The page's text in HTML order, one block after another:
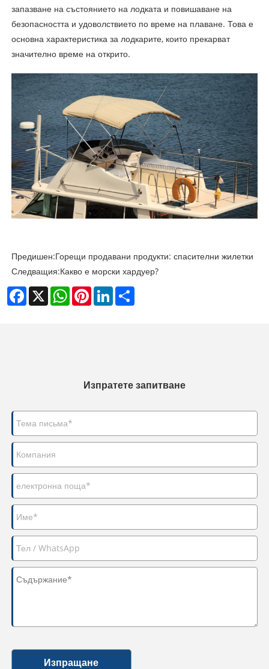
запазване на състоянието на лодката и повишаване на
безопасността и удоволствието по време на плаване. Това е
основна характеристика за лодкарите, които прекарват
значително време на открито.
Предишен:Горещи продавани продукти: спасителни жилетки
Следващия:Какво е морски хардуер?
Facebook
X WhatsAppPinterestLinkedIn
Изпратете запитване
Изпращане